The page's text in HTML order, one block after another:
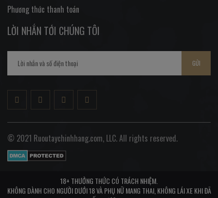
Phương thức thanh toán
LỜI NHẮN TỚI CHÚNG TÔI
GỬI
© 2021 Ruoutaychinhhang.com, LLC. All rights reserved.
18+ THƯỞNG THỨC CÓ TRÁCH NHIỆM.
KHÔNG DÀNH CHO NGƯỜI DƯỚI 18 VÀ PHỤ NỮ MANG THAI, KHÔNG LÁI XE KHI ĐÃ